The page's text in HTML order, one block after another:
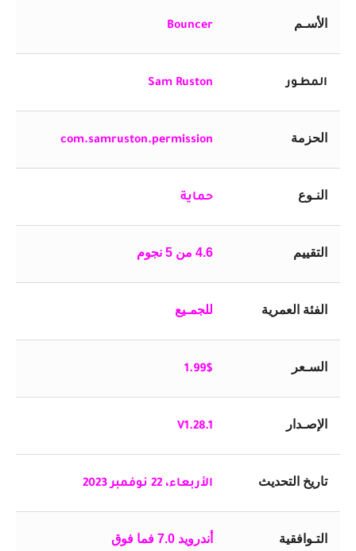
الأسـم Bouncer‏
المطـور Sam Ruston
الحزمة com.samruston.permission
النـوع حماية
التقييم 4.6 من 5 نجوم
الفئة العمرية للجمـيع
السـعر 1.99$
الإصـدار V1.28.1
تاريخ التحديث الأربعاء، 22 نوفمبر 2023
التـوافقية أندرويد 7.0 فما فوق